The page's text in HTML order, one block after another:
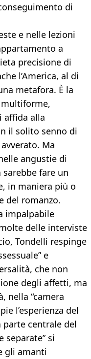
di
e nelle lezioni
a
precisione di
l’America, al di
metafora. È la
affida alla
il solito senno di
Ma
angustie di
fare un
in maniera più o
del romanzo.
impalpabile
delle interviste
Tondelli respinge
e
che non
degli affetti, ma
nella “camera
l’esperienza del
centrale del
separate” si
gli amanti